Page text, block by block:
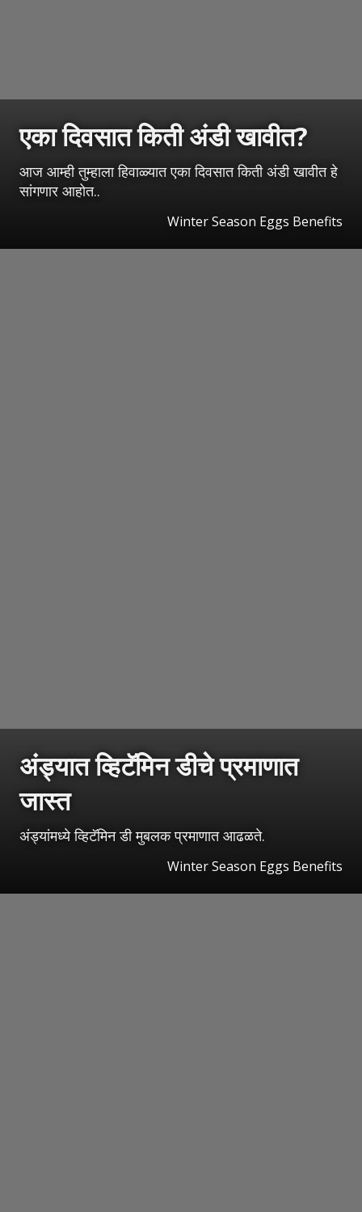
एका दिवसात किती अंडी खावीत?
आज आम्ही तुम्हाला हिवाळ्यात एका दिवसात किती अंडी खावीत हे
सांगणार आहोत..
Winter Season Eggs Benefits
अंड्यात व्हिटॅमिन डीचे प्रमाणात
जास्त
अंड्यांमध्ये व्हिटॅमिन डी मुबलक प्रमाणात आढळते.
Winter Season Eggs Benefits